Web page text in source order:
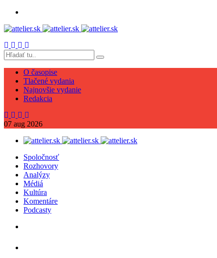
O časopise
Tlačené vydania
Najnovšie vydanie
Redakcia
07 aug 2026
Spoločnosť
Rozhovory
Analýzy
Médiá
Kultúra
Komentáre
Podcasty